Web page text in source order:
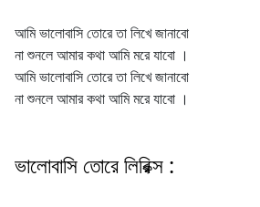
আমি ভালোবাসি তোরে তা লিখে জানাবো
না শুনলে আমার কথা আমি মরে যাবো ।
আমি ভালোবাসি তোরে তা লিখে জানাবো
না শুনলে আমার কথা আমি মরে যাবো ।
ভালোবাসি তোরে লিরিক্স :